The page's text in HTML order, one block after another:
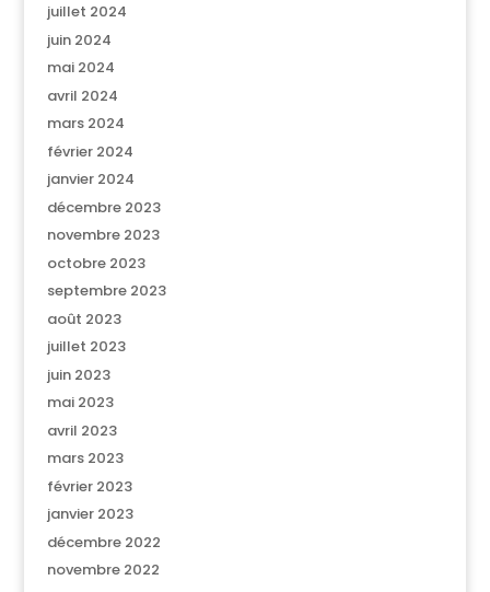
juillet 2024
juin 2024
mai 2024
avril 2024
mars 2024
février 2024
janvier 2024
décembre 2023
novembre 2023
octobre 2023
septembre 2023
août 2023
juillet 2023
juin 2023
mai 2023
avril 2023
mars 2023
février 2023
janvier 2023
décembre 2022
novembre 2022